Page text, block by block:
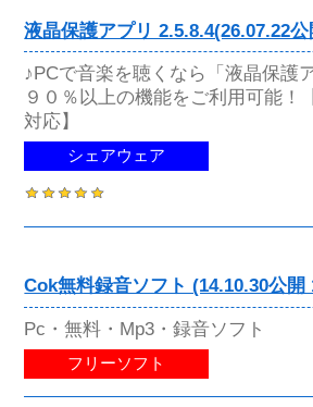
液晶保護アプリ 2.5.8.4(26.07.22
♪PCで音楽を聴くなら「液晶保護
９０％以上の機能をご利用可能！
対応】
シェアウェア
Cok無料録音ソフト (14.10.30公開
Pc・無料・Mp3・録音ソフト
フリーソフト